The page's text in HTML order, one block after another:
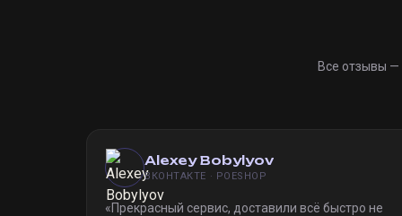
Все отзывы
Alexey Bobylyov
ВКОНТАКТЕ · POESHOP
«Прекрасный сервис, доставили всё быстро не